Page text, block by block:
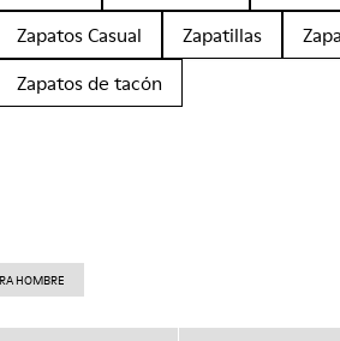
Zapatos Casual
Zapatillas
Zapatos de tacón
HOMBRE